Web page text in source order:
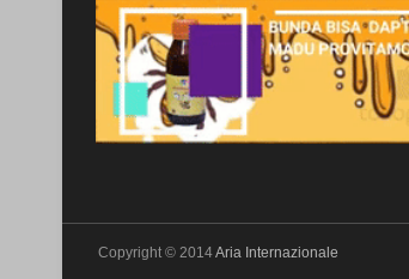
Copyright © 2014Aria Internazionale